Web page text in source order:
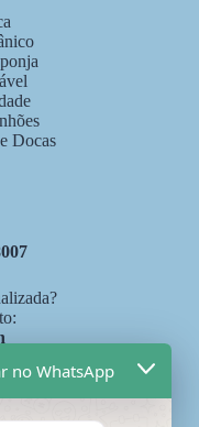
Docas
no WhatsApp